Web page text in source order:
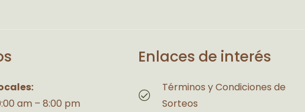
am – 8:00 pm
Enlaces de interés
Términos y Condiciones de
Sorteos